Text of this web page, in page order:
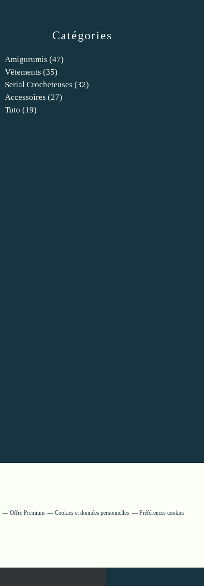
Catégories
Amigurumis (47)
Vêtements (35)
Serial Crocheteuses (32)
Accessoires (27)
Tuto (19)
Offre Premium Cookies et données personnelles Préférences cookies